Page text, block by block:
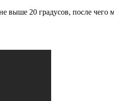
выше 20 градусов, после